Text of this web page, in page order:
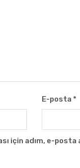
E-posta *
için adım, e-